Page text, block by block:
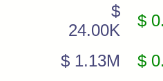
$
24.00K
$
$ 1.13M $